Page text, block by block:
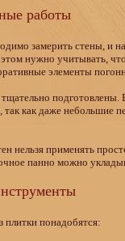
работы
замерить стены, и
нужно учитывать,
элементы
подготовлены.
так как даже небольшие
нельзя применять
панно можно
плитки понадобятся: